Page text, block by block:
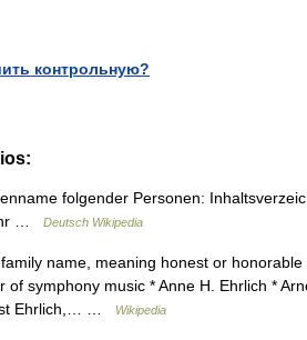
контрольную?
folgender Personen:
…
Deutsch Wikipedia
name, meaning honest or
of symphony music * Anne H. Ehrlich *
Ehrlich,… …
Wikipedia